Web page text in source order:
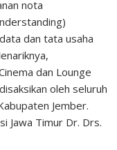
nota
dan tata usaha
dan Lounge
oleh seluruh
Jember.
Jawa Timur Dr. Drs.